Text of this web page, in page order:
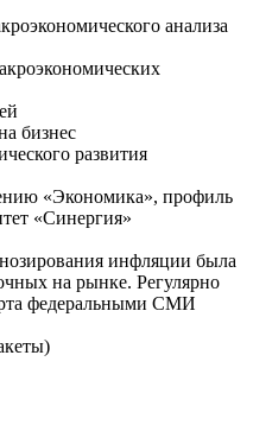
анализа
бизнес
развития
«Экономика», профиль
«Синергия»
инфляции была
на рынке. Регулярно
федеральными СМИ